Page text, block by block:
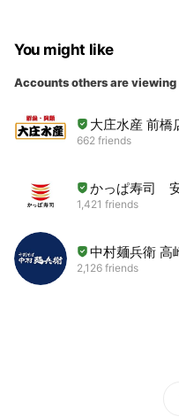
You might like
Accounts others are viewing
大庄水産 前橋
662 friends
かっぱ寿司
1,421 friends
中村麺兵衛 高
2,126 friends